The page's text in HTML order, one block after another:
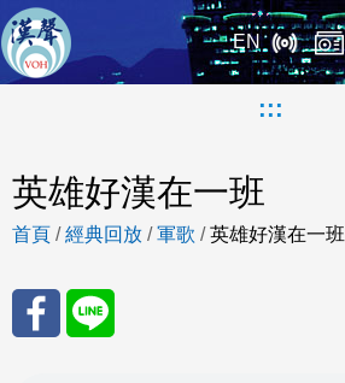
EN
:::
英雄好漢在一班
首頁 /經典回放 /軍歌 /英雄好漢在一班